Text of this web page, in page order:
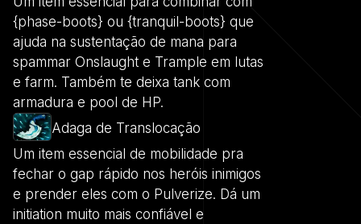
{phase-boots} ou {tranquil-boots} que
ajuda na sustentação de mana para
spammar Onslaught e Trample em lutas
e farm. Também te deixa tank com
armadura e pool de HP.
Adaga de Translocação
Um item essencial de mobilidade pra
fechar o gap rápido nos heróis inimigos
e prender eles com o Pulverize. Dá um
initiation muito mais confiável e